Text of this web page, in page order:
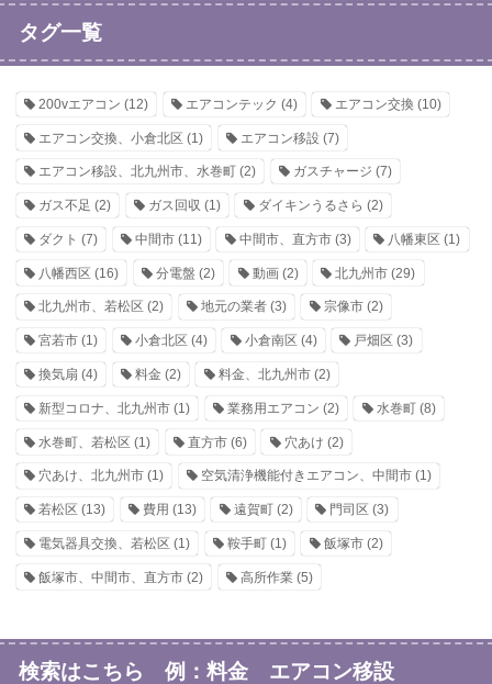
タグ一覧
200vエアコン (12) エアコンテック (4) エアコン交換 (10)
エアコン交換、小倉北区 (1) エアコン移設 (7)
エアコン移設、北九州市、水巻町 (2) ガスチャージ (7)
ガス不足 (2) ガス回収 (1) ダイキンうるさら (2)
ダクト (7) 中間市(11) 中間市、直方市(3) 八幡東区 (1)
八幡西区 (16) 分電盤 (2) 動画(2) 北九州市 (29)
北九州市、若松区 (2) 地元の業者(3) 宗像市(2)
宮若市 (1) 小倉北区 (4) 小倉南区 (4) 戸畑区 (3)
換気扇 (4) 料金 (2) 料金、北九州市(2)
新型コロナ、北九州市 (1) 業務用エアコン (2) 水巻町(8)
水巻町、若松区 (1) 直方市(6) 穴あけ (2)
穴あけ、北九州市 (1) 空気清浄機能付きエアコン、中間市(1)
若松区 (13) 費用 (13) 遠賀町(2) 門司区 (3)
電気器具交換、若松区 (1) 鞍手町(1) 飯塚市(2)
飯塚市、中間市、直方市 (2) 高所作業(5)
検索はこちら 例：料金 エアコン移設